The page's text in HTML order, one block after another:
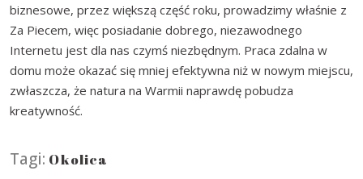
biznesowe, przez większą część roku, prowadzimy właśnie z
Za Piecem, więc posiadanie dobrego, niezawodnego
Internetu jest dla nas czymś niezbędnym. Praca zdalna w
domu może okazać się mniej efektywna niż w nowym miejscu,
zwłaszcza, że natura na Warmii naprawdę pobudza
kreatywność.
Tagi: Okolica